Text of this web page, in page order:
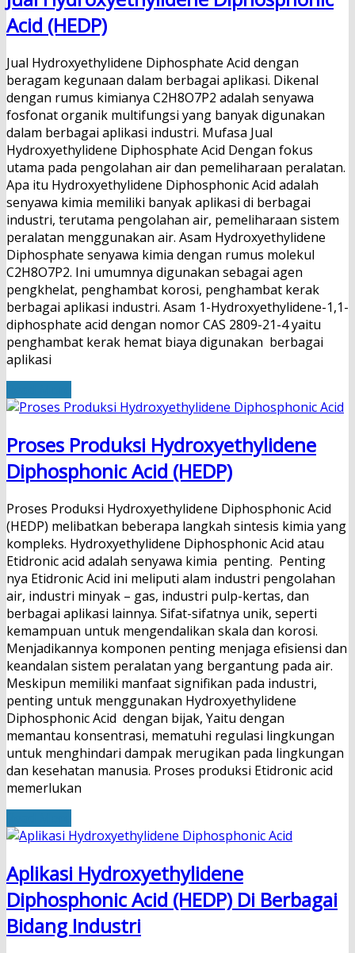
Acid (HEDP)
Jual Hydroxyethylidene Diphosphate Acid dengan
beragam kegunaan dalam berbagai aplikasi. Dikenal
dengan rumus kimianya C2H8O7P2 adalah senyawa
fosfonat organik multifungsi yang banyak digunakan
dalam berbagai aplikasi industri. Mufasa Jual
Hydroxyethylidene Diphosphate Acid Dengan fokus
utama pada pengolahan air dan pemeliharaan peralatan.
Apa itu Hydroxyethylidene Diphosphonic Acid adalah
senyawa kimia memiliki banyak aplikasi di berbagai
industri, terutama pengolahan air, pemeliharaan sistem
peralatan menggunakan air. Asam Hydroxyethylidene
Diphosphate senyawa kimia dengan rumus molekul
C2H8O7P2. Ini umumnya digunakan sebagai agen
pengkhelat, penghambat korosi, penghambat kerak
berbagai aplikasi industri. Asam 1-Hydroxyethylidene-1,1-
diphosphate acid dengan nomor CAS 2809-21-4​ yaitu
penghambat kerak hemat biaya digunakan berbagai
aplikasi
Proses Produksi Hydroxyethylidene
Diphosphonic Acid (HEDP)
Proses Produksi Hydroxyethylidene Diphosphonic Acid
(HEDP) melibatkan beberapa langkah sintesis kimia yang
kompleks. Hydroxyethylidene Diphosphonic Acid atau
Etidronic acid adalah senyawa kimia penting. Penting
nya Etidronic Acid ini meliputi alam industri pengolahan
air, industri minyak – gas, industri pulp-kertas, dan
berbagai aplikasi lainnya. Sifat-sifatnya unik, seperti
kemampuan untuk mengendalikan skala dan korosi.
Menjadikannya komponen penting menjaga efisiensi dan
keandalan sistem peralatan yang bergantung pada air.
Meskipun memiliki manfaat signifikan pada industri,
penting untuk menggunakan Hydroxyethylidene
Diphosphonic Acid dengan bijak, Yaitu dengan
memantau konsentrasi, mematuhi regulasi lingkungan
untuk menghindari dampak merugikan pada lingkungan
dan kesehatan manusia. Proses produksi Etidronic acid
memerlukan
Aplikasi Hydroxyethylidene
Diphosphonic Acid (HEDP) Di Berbagai
Bidang Industri